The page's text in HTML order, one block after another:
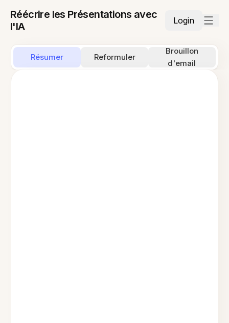
Réécrire les Présentations avec
l'IA
Login
Résumer Reformuler
Brouillon
d'email